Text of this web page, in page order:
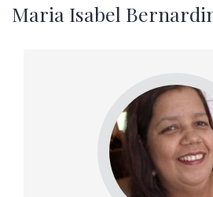
Maria Isabel